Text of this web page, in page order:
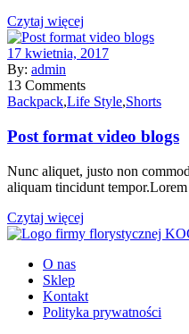
Czytaj więcej
17 kwietnia, 2017
By: admin
13 Comments
Backpack,Life Style,Shorts
Post format video blogs
Nunc aliquet, justo non
aliquam tincidunt
Czytaj więcej
O nas
Sklep
Kontakt
Polityka prywatności